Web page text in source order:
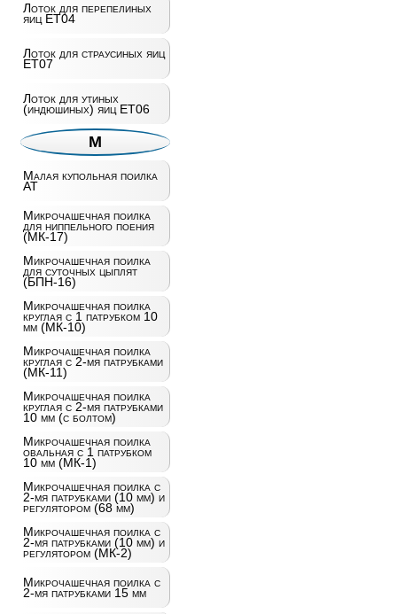
Лоток для перепелиных
яиц ET04
Лоток для страусиных яиц
ET07
Лоток для утиных
(индюшиных) яиц ET06
М
Малая купольная поилка
AT
Микрочашечная поилка
для ниппельного поения
(МК-17)
Микрочашечная поилка
для суточных цыплят
(БПН-16)
Микрочашечная поилка
круглая с 1 патрубком 10
мм (МК-10)
Микрочашечная поилка
круглая с 2-мя патрубками
(МК-11)
Микрочашечная поилка
круглая с 2-мя патрубками
10 мм (с болтом)
Микрочашечная поилка
овальная с 1 патрубком
10 мм (МК-1)
Микрочашечная поилка с
2-мя патрубками (10 мм) и
регулятором (68 мм)
Микрочашечная поилка с
2-мя патрубками (10 мм) и
регулятором (МК-2)
Микрочашечная поилка с
2-мя патрубками 15 мм